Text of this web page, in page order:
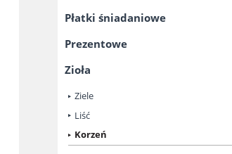
Płatki śniadaniowe
Prezentowe
Zioła
Ziele
Liść
Korzeń